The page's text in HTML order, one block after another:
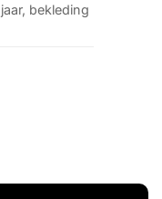
bekleding